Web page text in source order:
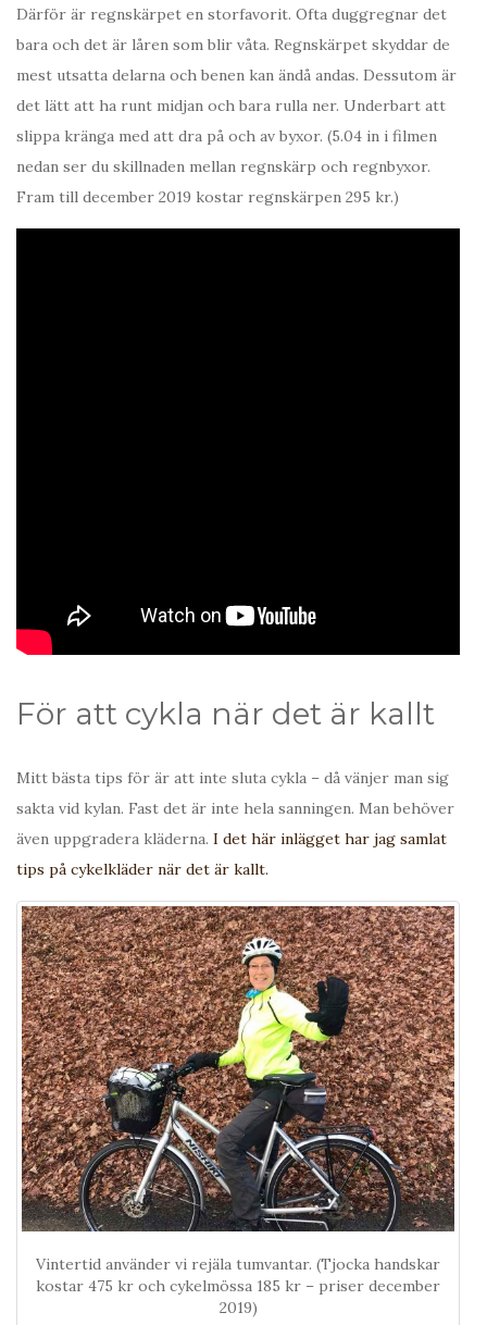
Därför är regnskärpet en storfavorit. Ofta duggregnar det
bara och det är låren som blir våta. Regnskärpet skyddar de
mest utsatta delarna och benen kan ändå andas. Dessutom är
det lätt att ha runt midjan och bara rulla ner. Underbart att
slippa kränga med att dra på och av byxor. (5.04 in i filmen
nedan ser du skillnaden mellan regnskärp och regnbyxor.
Fram till december 2019 kostar regnskärpen 295 kr.)
För att cykla när det är kallt
Mitt bästa tips för är att inte sluta cykla – då vänjer man sig
sakta vid kylan. Fast det är inte hela sanningen. Man behöver
även uppgradera kläderna. I det här inlägget har jag samlat
tips på cykelkläder när det är kallt.
Vintertid använder vi rejäla tumvantar. (Tjocka handskar
kostar 475 kr och cykelmössa 185 kr – priser december
2019)